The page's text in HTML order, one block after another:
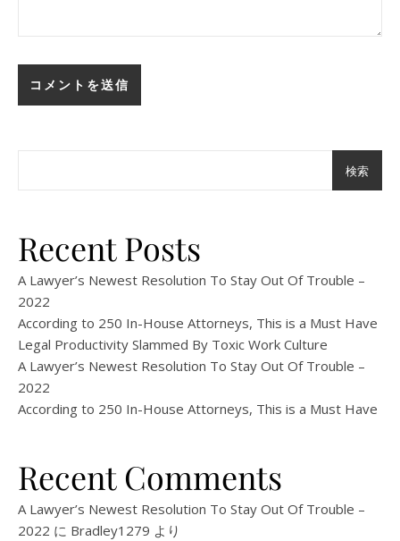
検索
Recent Posts
A Lawyer’s Newest Resolution To Stay Out Of Trouble –
2022
According to 250 In-House Attorneys, This is a Must Have
Legal Productivity Slammed By Toxic Work Culture
A Lawyer’s Newest Resolution To Stay Out Of Trouble –
2022
According to 250 In-House Attorneys, This is a Must Have
Recent Comments
A Lawyer’s Newest Resolution To Stay Out Of Trouble –
2022 に Bradley1279 より